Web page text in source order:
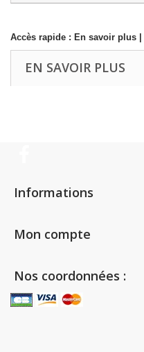
Accès rapide : En savoir plus
EN SAVOIR PLUS
Informations
Mon compte
Nos coordonnées :